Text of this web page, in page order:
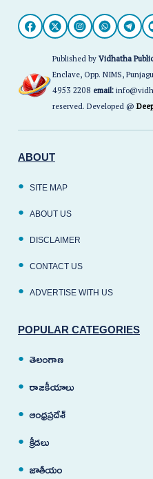
Published byVidhatha
Enclave, Opp. NIMS,
4953 2208 email:
reserved. Developed @
ABOUT
SITE MAP
ABOUT US
DISCLAIMER
CONTACT US
ADVERTISE WITH US
POPULAR CATEGORIES
తెలంగాణ
రాజకీయాలు
ఆంధ్రప్రదేశ్
క్రీడలు
జాతీయం